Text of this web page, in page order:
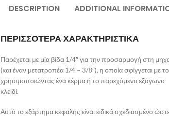
DESCRIPTION ADDITIONAL
ΠΕΡΙΣΣΟΤΕΡΑ ΧΑΡΑΚΤΗΡΙΣΤΙΚΑ
Παρέχεται με μία βίδα 1/4″ για την προσαρμογή στη
(και έναν μετατροπέα 1/4 – 3/8″), η οποία σφίγγεται με το
χρησιμοποιώντας ένα κέρμα ή το παρεχόμενο εξάγωνο
κλειδί.
Αυτό το εξάρτημα κεφαλής είναι ειδικά σχεδιασμένο